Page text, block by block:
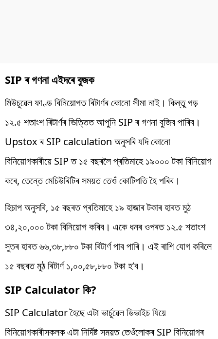
SIP ৰ গণনা এইদৰে বুজক
মিউচুৱেল ফাণ্ড বিনিয়োগত ৰিটাৰ্ণৰ কোনো সীমা নাই। কিন্তু গড়
১২.৫ শতাংশ ৰিটাৰ্ণৰ ভিত্তিত আপুনি SIP ৰ গণনা বুজিব পাৰিব।
Upstox ৰ SIP calculation অনুসৰি যদি কোনো
বিনিয়োগকাৰীয়ে SIP ত ১৫ বছৰলৈ প্ৰতিমাহে ১৯০০০ টকা বিনিয়োগ
কৰে, তেন্তে মেচিউৰিটিৰ সময়ত তেওঁ কোটিপতি হৈ পৰিব।
হিচাপ অনুসৰি, ১৫ বছৰত প্ৰতিমাহে ১৯ হাজাৰ টকাৰ হাৰত মুঠ
৩৪,২০,০০০ টকা বিনিয়োগ কৰিব। একে ধনৰ ওপৰত ১২.৫ শতাংশ
সুতৰ হাৰত ৬৬,৩৮,৮৮০ টকা ৰিটাৰ্ণ পাব পাৰি। এই ৰাশি যোগ কৰিলে
১৫ বছৰত মুঠ ৰিটাৰ্ণ ১,০০,৫৮,৮৮০ টকা হ’ব।
SIP Calculator কি?
SIP Calculator হৈছে এটা ভাৰ্চুৱেল ডিভাইচ যিয়ে
বিনিয়োগকাৰীসকলক এটা নিৰ্দিষ্ট সময়ত তেওঁলোকৰ SIP বিনিয়োগৰ